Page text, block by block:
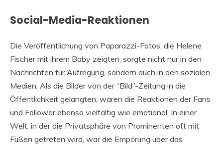
Social-Media-Reaktionen
Die Veröffentlichung von Paparazzi-Fotos, die Helene
Fischer mit ihrem Baby zeigten, sorgte nicht nur in den
Nachrichten für Aufregung, sondern auch in den sozialen
Medien. Als die Bilder von der “Bild”-Zeitung in die
Öffentlichkeit gelangten, waren die Reaktionen der Fans
und Follower ebenso vielfältig wie emotional. In einer
Welt, in der die Privatsphäre von Prominenten oft mit
Füßen getreten wird, war die Empörung über das